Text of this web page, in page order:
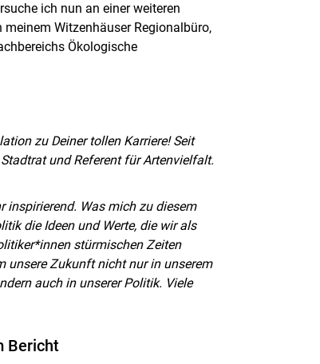
ich nun an einer weiteren
Witzenhäuser Regionalbüro,
Ökologische
zu Deiner tollen Karriere! Seit
und Referent für Artenvielfalt.
inspirierend. Was mich zu diesem
die Ideen und Werte, die wir als
stürmischen Zeiten
unsere Zukunft nicht nur in unserem
auch in unserer Politik. Viele
Bericht